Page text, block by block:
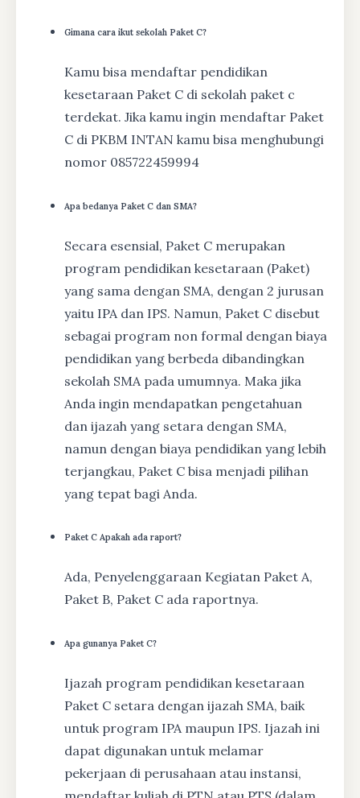
Gimana cara ikut sekolah Paket C?
Kamu bisa mendaftar pendidikan
kesetaraan Paket C di sekolah paket c
terdekat. Jika kamu ingin mendaftar Paket
C di PKBM INTAN kamu bisa menghubungi
nomor 085722459994
Apa bedanya Paket C dan SMA?
Secara esensial, Paket C merupakan
program pendidikan kesetaraan (Paket)
yang sama dengan SMA, dengan 2 jurusan
yaitu IPA dan IPS. Namun, Paket C disebut
sebagai program non formal dengan biaya
pendidikan yang berbeda dibandingkan
sekolah SMA pada umumnya. Maka jika
Anda ingin mendapatkan pengetahuan
dan ijazah yang setara dengan SMA,
namun dengan biaya pendidikan yang lebih
terjangkau, Paket C bisa menjadi pilihan
yang tepat bagi Anda.
Paket C Apakah ada raport?
Ada, Penyelenggaraan Kegiatan Paket A,
Paket B, Paket C ada raportnya.
Apa gunanya Paket C?
Ijazah program pendidikan kesetaraan
Paket C setara dengan ijazah SMA, baik
untuk program IPA maupun IPS. Ijazah ini
dapat digunakan untuk melamar
pekerjaan di perusahaan atau instansi,